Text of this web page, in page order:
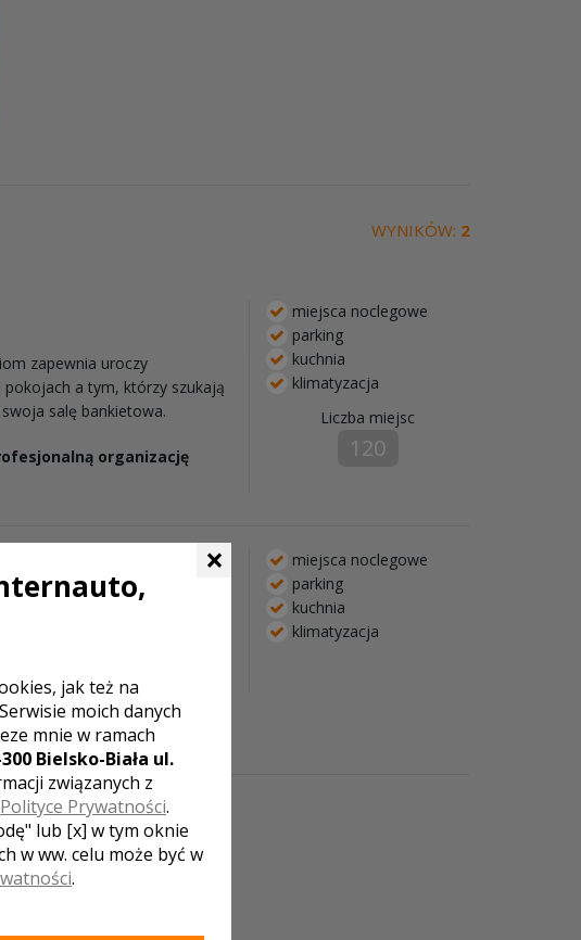
WYNIKÓW: 2
zapewnia uroczy
a tym, którzy szukają
salę bankietowa.
organizację
miejsca noclegowe
parking
kuchnia
klimatyzacja
Liczba miejsc
120
bardzo długo.
miejsca noclegowe
parking
kuchnia
klimatyzacja
ŚWIDWIN
×
jak też na
moich danych
mnie w ramach
Bielsko-Biała ul.
związanych z
Polityce Prywatności.
lub [x] w tym oknie
w ww. celu może być w
.